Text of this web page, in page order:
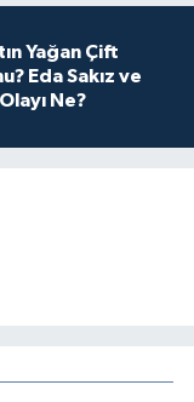
Yağan Çift
Eda Sakız ve
Ne?